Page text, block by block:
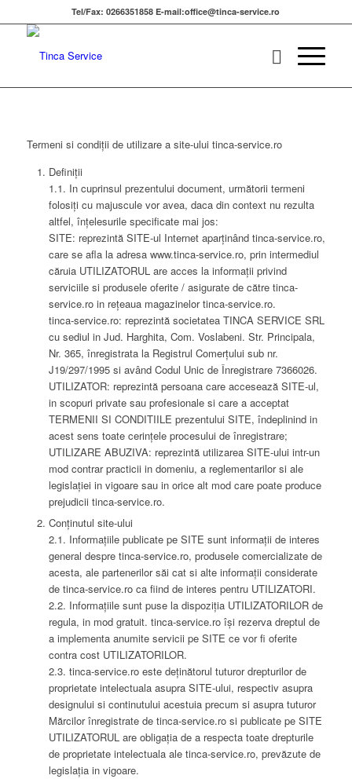
Tel/Fax: 0266351858 E-mail:office@tinca-service.ro
Termeni si condiții de utilizare a site-ului tinca-service.ro
Definiții
1.1. In cuprinsul prezentului document, următorii termeni
folosiți cu majuscule vor avea, daca din context nu rezulta
altfel, înțelesurile specificate mai jos:
SITE: reprezintă SITE-ul Internet aparținând tinca-service.ro,
care se afla la adresa www.tinca-service.ro, prin intermediul
căruia UTILIZATORUL are acces la informații privind
serviciile si produsele oferite / asigurate de către tinca-
service.ro in rețeaua magazinelor tinca-service.ro.
tinca-service.ro: reprezintă societatea TINCA SERVICE SRL
cu sediul in Jud. Harghita, Com. Voslabeni. Str. Principala,
Nr. 365, înregistrata la Registrul Comerțului sub nr.
J19/297/1995 si având Codul Unic de Înregistrare 7366026.
UTILIZATOR: reprezintă persoana care accesează SITE-ul,
in scopuri private sau profesionale si care a acceptat
TERMENII SI CONDITIILE prezentului SITE, îndeplinind in
acest sens toate cerințele procesului de înregistrare;
UTILIZARE ABUZIVA: reprezintă utilizarea SITE-ului intr-un
mod contrar practicii in domeniu, a reglementarilor si ale
legislației in vigoare sau in orice alt mod care poate produce
prejudicii tinca-service.ro.
Conținutul site-ului
2.1. Informațiile publicate pe SITE sunt informații de interes
general despre tinca-service.ro, produsele comercializate de
acesta, ale partenerilor săi cat si alte informații considerate
de tinca-service.ro ca fiind de interes pentru UTILIZATORI.
2.2. Informațiile sunt puse la dispoziția UTILIZATORILOR de
regula, in mod gratuit. tinca-service.ro își rezerva dreptul de
a implementa anumite servicii pe SITE ce vor fi oferite
contra cost UTILIZATORILOR.
2.3. tinca-service.ro este deținătorul tuturor drepturilor de
proprietate intelectuala asupra SITE-ului, respectiv asupra
designului si continutului acestuia precum si asupra tuturor
Mărcilor înregistrate de tinca-service.ro si publicate pe SITE
UTILIZATORUL are obligația de a respecta toate drepturile
de proprietate intelectuala ale tinca-service.ro, prevăzute de
legislația in vigoare.